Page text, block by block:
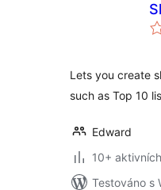
Lets you create
such as Top 10
Edward
10+
Testováno s